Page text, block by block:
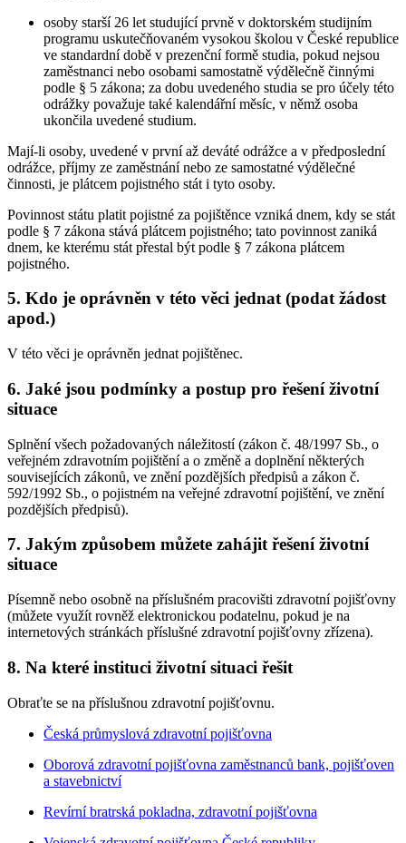
osoby starší 26 let studující prvně v doktorském studijním
programu uskutečňovaném vysokou školou v České republice
ve standardní době v prezenční formě studia, pokud nejsou
zaměstnanci nebo osobami samostatně výdělečně činnými
podle § 5 zákona; za dobu uvedeného studia se pro účely této
odrážky považuje také kalendářní měsíc, v němž osoba
ukončila uvedené studium.
Mají-li osoby, uvedené v první až deváté odrážce a v předposlední
odrážce, příjmy ze zaměstnání nebo ze samostatné výdělečné
činnosti, je plátcem pojistného stát i tyto osoby.
Povinnost státu platit pojistné za pojištěnce vzniká dnem, kdy se stát
podle § 7 zákona stává plátcem pojistného; tato povinnost zaniká
dnem, ke kterému stát přestal být podle § 7 zákona plátcem
pojistného.
5. Kdo je oprávněn v této věci jednat (podat žádost
apod.)
V této věci je oprávněn jednat pojištěnec.
6. Jaké jsou podmínky a postup pro řešení životní
situace
Splnění všech požadovaných náležitostí (zákon č. 48/1997 Sb., o
veřejném zdravotním pojištění a o změně a doplnění některých
souvisejících zákonů, ve znění pozdějších předpisů a zákon č.
592/1992 Sb., o pojistném na veřejné zdravotní pojištění, ve znění
pozdějších předpisů).
7. Jakým způsobem můžete zahájit řešení životní
situace
Písemně nebo osobně na příslušném pracovišti zdravotní pojišťovny
(můžete využít rovněž elektronickou podatelnu, pokud je na
internetových stránkách příslušné zdravotní pojišťovny zřízena).
8. Na které instituci životní situaci řešit
Obraťte se na příslušnou zdravotní pojišťovnu.
Česká průmyslová zdravotní pojišťovna
Oborová zdravotní pojišťovna zaměstnanců bank, pojišťoven
a stavebnictví
Revírní bratrská pokladna, zdravotní pojišťovna